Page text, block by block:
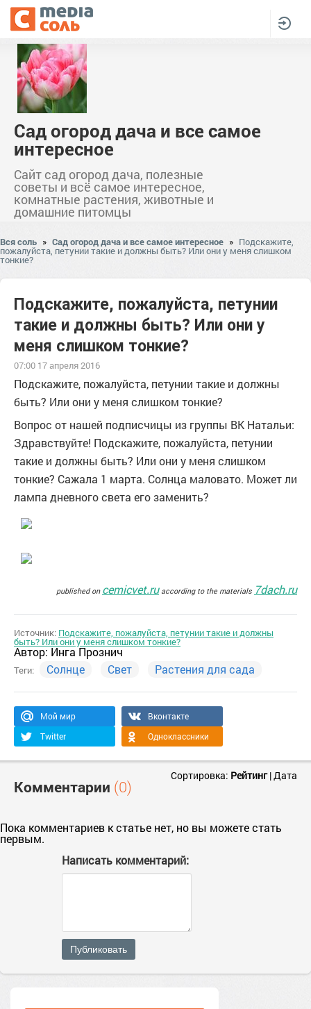
Сад огород дача и все самое
интересное
Сайт сад огород дача, полезные
советы и всё самое интересное,
комнатные растения, животные и
домашние питомцы
Вся соль » Сад огород дача и все самое интересное » Подскажите,
пожалуйста, петунии такие и должны быть? Или они у меня слишком
тонкие?
Подскажите, пожалуйста, петунии
такие и должны быть? Или они у
меня слишком тонкие?
07:00 17 апреля 2016
Подскажите, пожалуйста, петунии такие и должны
быть? Или они у меня слишком тонкие?
Вопрос от нашей подписчицы из группы ВК Натальи:
Здравствуйте! Подскажите, пожалуйста, петунии
такие и должны быть? Или они у меня слишком
тонкие? Сажала 1 марта. Солнца маловато. Может ли
лампа дневного света его заменить?
published on cemicvet.ruaccording to the materials 7dach.ru
Источник: Подскажите, пожалуйста, петунии такие и должны
быть? Или они у меня слишком тонкие?
Автор: Инга Прознич
Теги: Солнце Свет Растения для сада
Мой мир
Вконтакте
Twitter
Одноклассники
Комментарии (0)
Сортировка: Рейтинг|Дата
Пока комментариев к статье нет, но вы можете стать
первым.
Написать комментарий:
Публиковать